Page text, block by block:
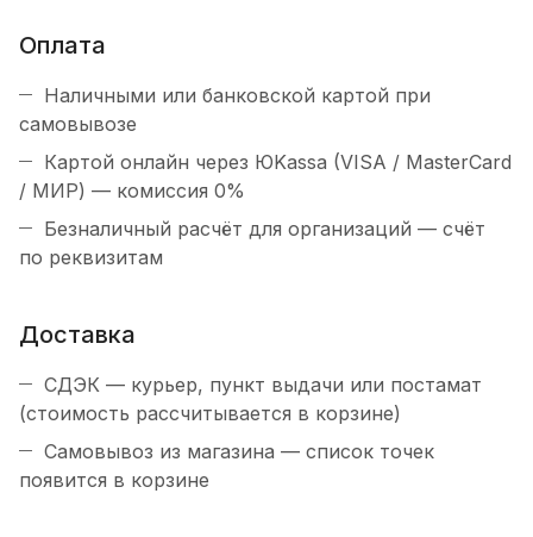
Оплата
Наличными или банковской картой при
самовывозе
Картой онлайн через ЮKassa (VISA / MasterCard
/ МИР) — комиссия 0%
Безналичный расчёт для организаций — счёт
по реквизитам
Доставка
СДЭК — курьер, пункт выдачи или постамат
(стоимость рассчитывается в корзине)
Самовывоз из магазина — список точек
появится в корзине